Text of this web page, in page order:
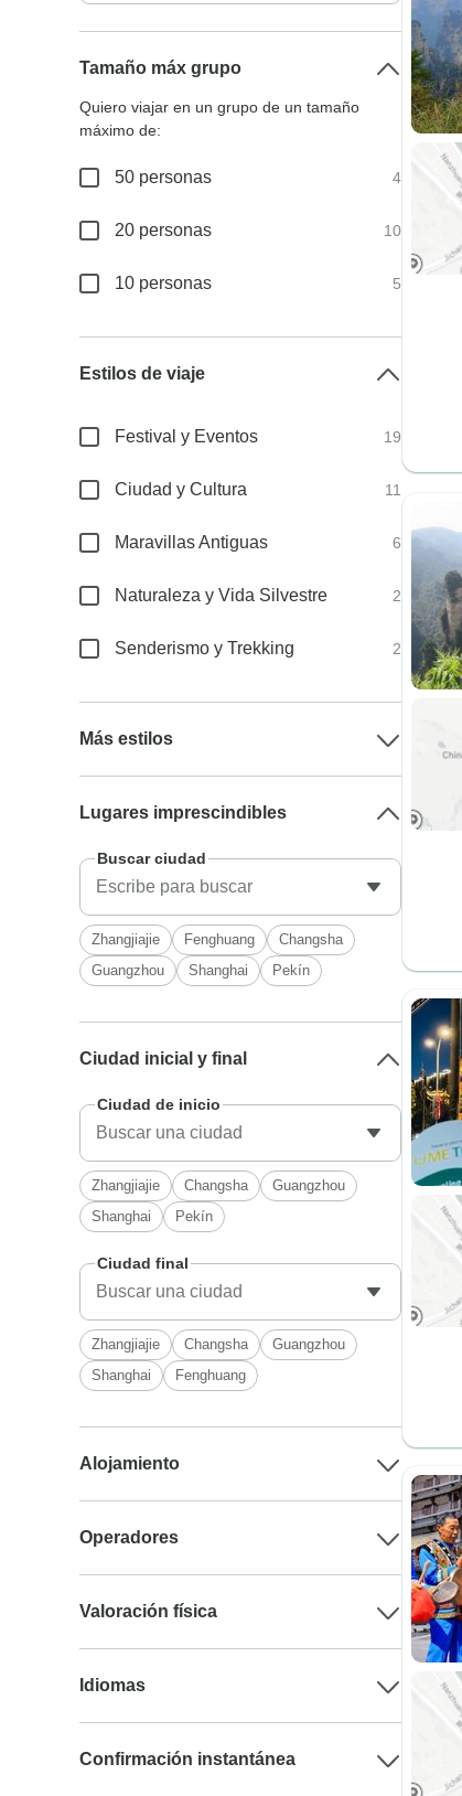
Tamaño máx grupo
Quiero viajar en un grupo de un tamaño
máximo de:
50 personas 4
20 personas 10
10 personas 5
Estilos de viaje
Festival y Eventos 19
Ciudad y Cultura 11
Maravillas Antiguas 6
Naturaleza y Vida Silvestre 2
Senderismo y Trekking 2
Más estilos
Lugares imprescindibles
Buscar ciudad
Zhangjiajie Fenghuang
Changsha
Guangzhou
Shanghai Pekín
Ciudad inicial y final
Ciudad de inicio
Zhangjiajie Changsha
Guangzhou
Shanghai
Pekín
Ciudad final
Zhangjiajie Changsha
Guangzhou
Shanghai
Fenghuang
Alojamiento
Operadores
Valoración física
Idiomas
Confirmación instantánea